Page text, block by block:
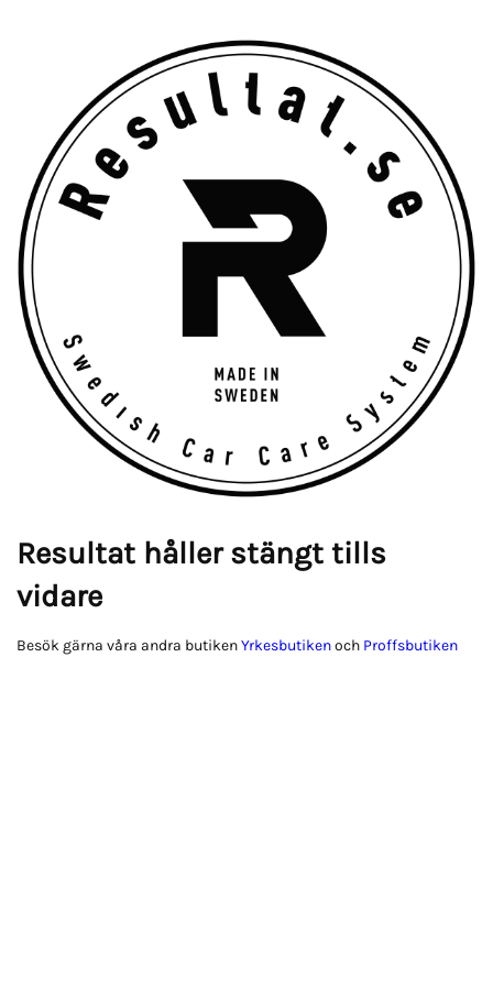
Resultat håller stängt tills
vidare
Besök gärna våra andra butikenYrkesbutikenoch Proffsbutiken